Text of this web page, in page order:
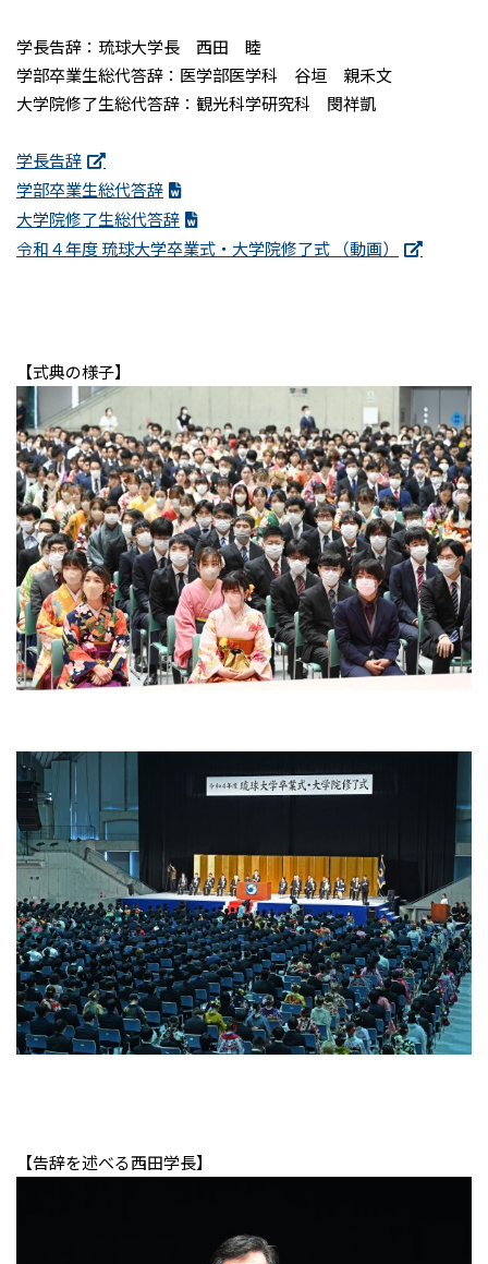
学長告辞：琉球大学長 西田 睦
学部卒業生総代答辞：医学部医学科 谷垣 親禾文
大学院修了生総代答辞：観光科学研究科 閔祥凱
学長告辞
学部卒業生総代答辞
大学院修了生総代答辞
令和４年度 琉球大学卒業式・大学院修了式 （動画）
【式典の様子】
【告辞を述べる西田学長】